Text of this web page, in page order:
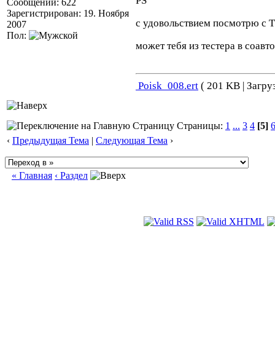
Сообщений: 622
Зарегистрирован: 19. Ноября
2007
Пол:
с удовольствием посмотрю
может тебя из тестера в
Poisk_008.ert ( 201 KB |
Страницы: 1 ... 3 4 [5] 6
‹ Предыдущая Тема | Следующая Тема ›
« Главная ‹ Раздел